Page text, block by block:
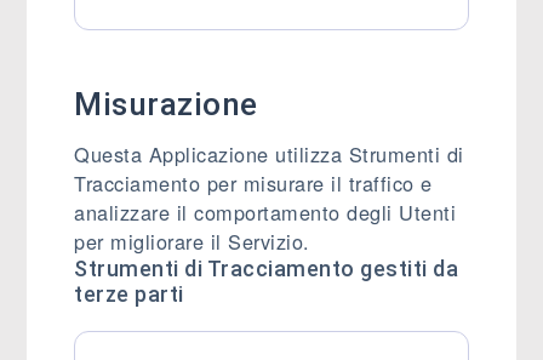
Misurazione
Questa Applicazione utilizza Strumenti di
Tracciamento per misurare il traffico e
analizzare il comportamento degli Utenti
per migliorare il Servizio.
Strumenti di Tracciamento gestiti da
terze parti